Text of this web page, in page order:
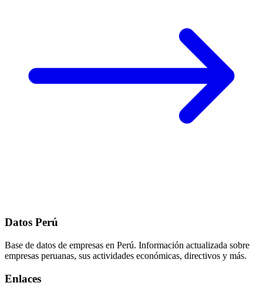
Datos Perú
Base de datos de empresas en Perú. Información actualizada sobre
empresas peruanas, sus actividades económicas, directivos y más.
Enlaces